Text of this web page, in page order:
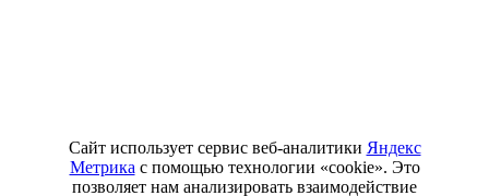
Сайт использует сервис веб-аналитики Яндекс
Метрика с помощью технологии «cookie». Это
позволяет нам анализировать взаимодействие